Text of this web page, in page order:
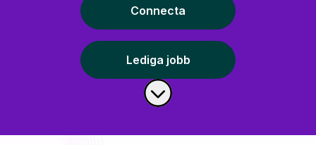
Connecta
Lediga jobb
Skrolla för mer innehåll